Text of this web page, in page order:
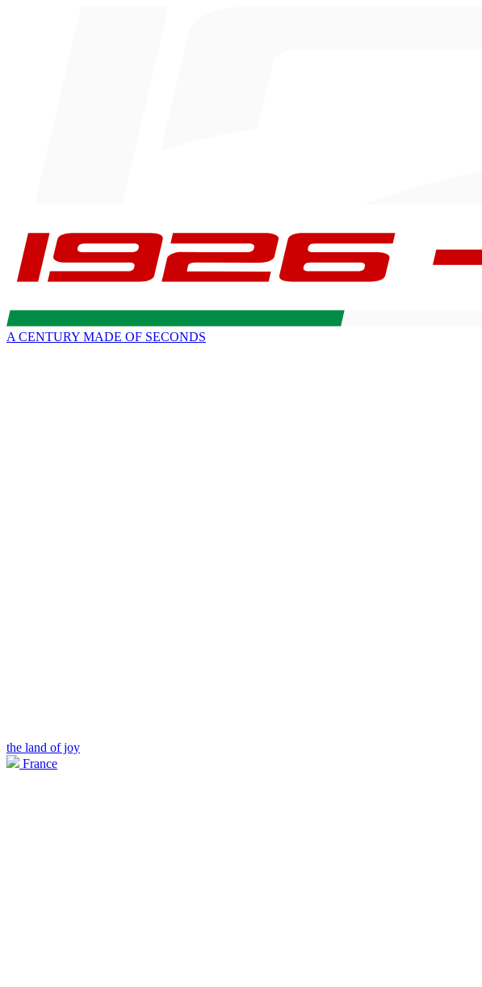
A CENTURY MADE OF SECONDS
the land of joy
France